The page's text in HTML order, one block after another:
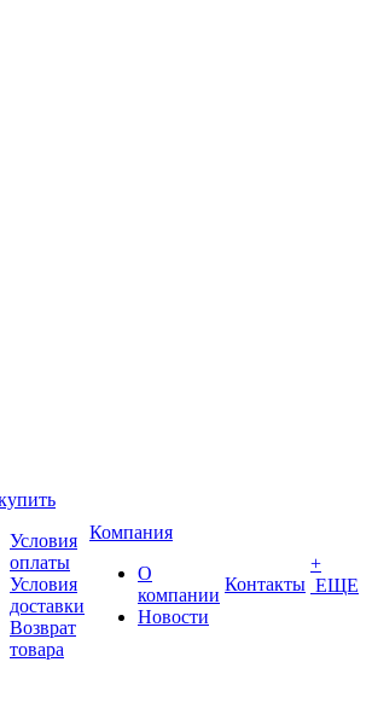
Условия
оплаты
Условия
доставки
Возврат
товара
Компания
О
компании
Новости
Контакты
+
ЕЩЕ